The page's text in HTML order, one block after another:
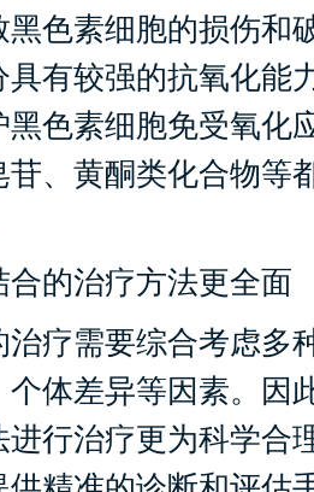
黑色素细胞的损伤和
具有较强的抗氧化能
黑色素细胞免受氧化
苷、黄酮类化合物等
的治疗方法更全面
需要综合考虑多
个体差异等因素。因
进行治疗更为科学合